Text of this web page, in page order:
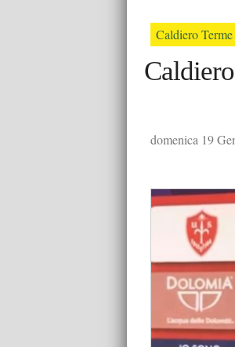
Caldiero Terme
domenica 19